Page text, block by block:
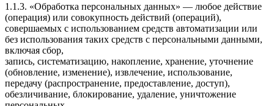
1.1.3. «Обработка персональных данных» — любое действие
(операция) или совокупность действий (операций),
совершаемых с использованием средств автоматизации или
без использования таких средств с персональными данными,
включая сбор,
запись, систематизацию, накопление, хранение, уточнение
(обновление, изменение), извлечение, использование,
передачу (распространение, предоставление, доступ),
обезличивание, блокирование, удаление, уничтожение